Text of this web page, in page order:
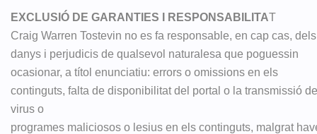
EXCLUSIÓ DE GARANTIES I RESPONSABILITAT
Craig Warren Tostevin no es fa responsable, en cap cas, dels
danys i perjudicis de qualsevol naturalesa que poguessin
ocasionar, a títol enunciatiu: errors o omissions en els
continguts, falta de disponibilitat del portal o la transmissió de
virus o
programes maliciosos o lesius en els continguts, malgrat